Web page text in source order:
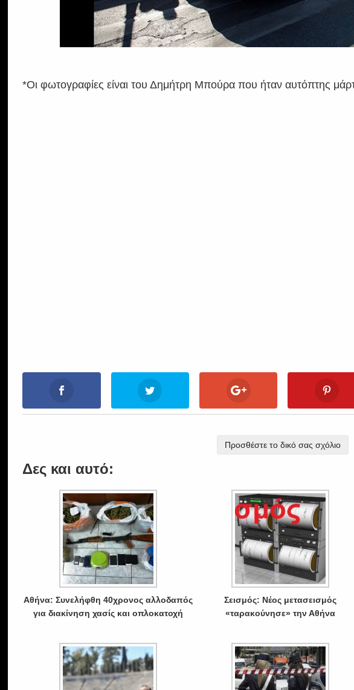
*Οι φωτογραφίες είναι του Δημήτρη Μπούρα που ήταν αυτόπτης
Προσθέστε το δικό σας σχόλιο
Δες και αυτό:
Αθήνα: Συνελήφθη 40χρονος αλλοδαπός
για διακίνηση χασίς και οπλοκατοχή
Σεισμός: Νέος μετασεισμός
«ταρακούνησε» την Αθήνα